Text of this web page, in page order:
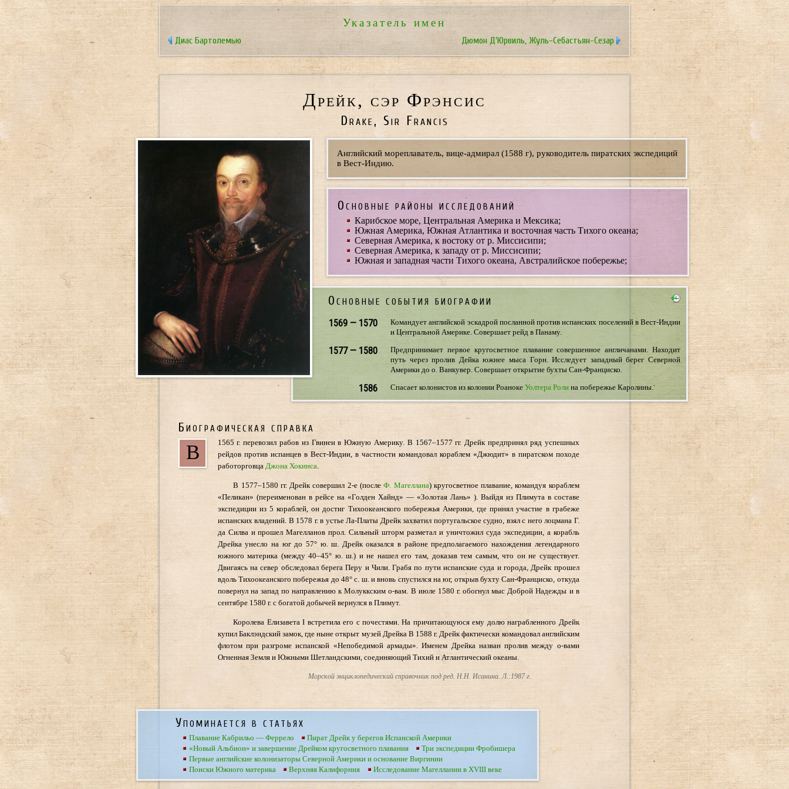
Указатель имен
Диас Бартолемью Дюмон Д'Юрвиль, Жуль-Себастьян-Сезар
Дрейк, сэр Фрэнсис
Drake, Sir Francis
Английский мореплаватель, вице-адмирал (1588 г), руководитель пиратских экспедиций
в Вест-Индию.
Основные районы исследований
Карибское море, Центральная Америка и Мексика;
Южная Америка, Южная Атлантика и восточная часть Тихого океана;
Северная Америка, к востоку от р. Миссисипи;
Северная Америка, к западу от р. Миссисипи;
Южная и западная части Тихого океана, Австралийское побережье;
Основные события биографии
1569 — 1570
Командует английской эскадрой посланной против испанских поселений в Вест-Индии
и Центральной Америке. Совершает рейд в Панаму.
1577 — 1580
Предпринимает первое кругосветное плавание совершенное англичанами. Находит
путь через пролив Дейка южнее мыса Горн. Исследует западный берег Северной
Америки до о. Ванкувер. Совершает открытие бухты Сан-Франциско.
1586 Спасает колонистов из колонии Роаноке Уолтера Роли на побережье Каролины.
Биографическая справка
В
1565 г. перевозил рабов из Гвинеи в Южную Америку. В 1567–1577 гг. Дрейк предпринял ряд успешных
рейдов против испанцев в Вест-Индии, в частности командовал кораблем «Джюдит» в пиратском походе
работорговца Джона Хокинса
В 1577–1580 гг. Дрейк совершил 2-е (послеФ. Магеллана) кругосветное плавание, командуя кораблем
«Пеликан» (переименован в рейсе на «Голден Хайнд» — «Золотая Лань» ). Выйдя из Плимута в составе
экспедиции из 5 кораблей, он достиг Тихоокеанского побережья Америки, где принял участие в грабеже
испанских владений. В 1578 г. в устье Ла-Платы Дрейк захватил португальское судно, взял с него лоцмана Г.
да Силва и прошел Магелланов прол. Сильный шторм разметал и уничтожил суда экспедиции, а корабль
Дрейка унесло на юг до 57° ю. ш. Дрейк оказался в районе предполагаемого нахождения легендарного
южного материка (между 40–45° ю. ш.) и не нашел его там, доказав тем самым, что он не существует.
Двигаясь на север обследовал берега Перу и Чили. Грабя по пути испанские суда и города, Дрейк прошел
вдоль Тихоокеанского побережья до 48° с. ш. и вновь спустился на юг, открыв бухту Сан-Франциско, откуда
повернул на запад по направлению к Молуккским о-вам. В июле 1580 г. обогнул мыс Доброй Надежды и в
сентябре 1580 г. с богатой добычей вернулся в Плимут.
Королева Елизавета I встретила его с почестями. На причитающуюся ему долю награбленного Дрейк
купил Баклэндский замок, где ныне открыт музей Дрейка В 1588 г. Дрейк фактически командовал английским
флотом при разгроме испанской «Непобедимой армады». Именем Дрейка назван пролив между о-вами
Огненная Земля и Южными Шетландскими, соединяющий Тихий и Атлантический океаны.
Морской энциклопедический справочник под ред. Н.Н. Исанина. Л.:1987 г.
Упоминается в статьях
Плавание Кабрильо — Феррело
Пират Дрейк у берегов Испанской Америки
«Новый Альбион» и завершение Дрейком кругосветного плавания
Три экспедиции Фробишера
Первые английские колонизаторы Северной Америки и основание Виргинии
Поиски Южного материка
Верхняя Калифорния Исследование Магеллании в XVIII веке